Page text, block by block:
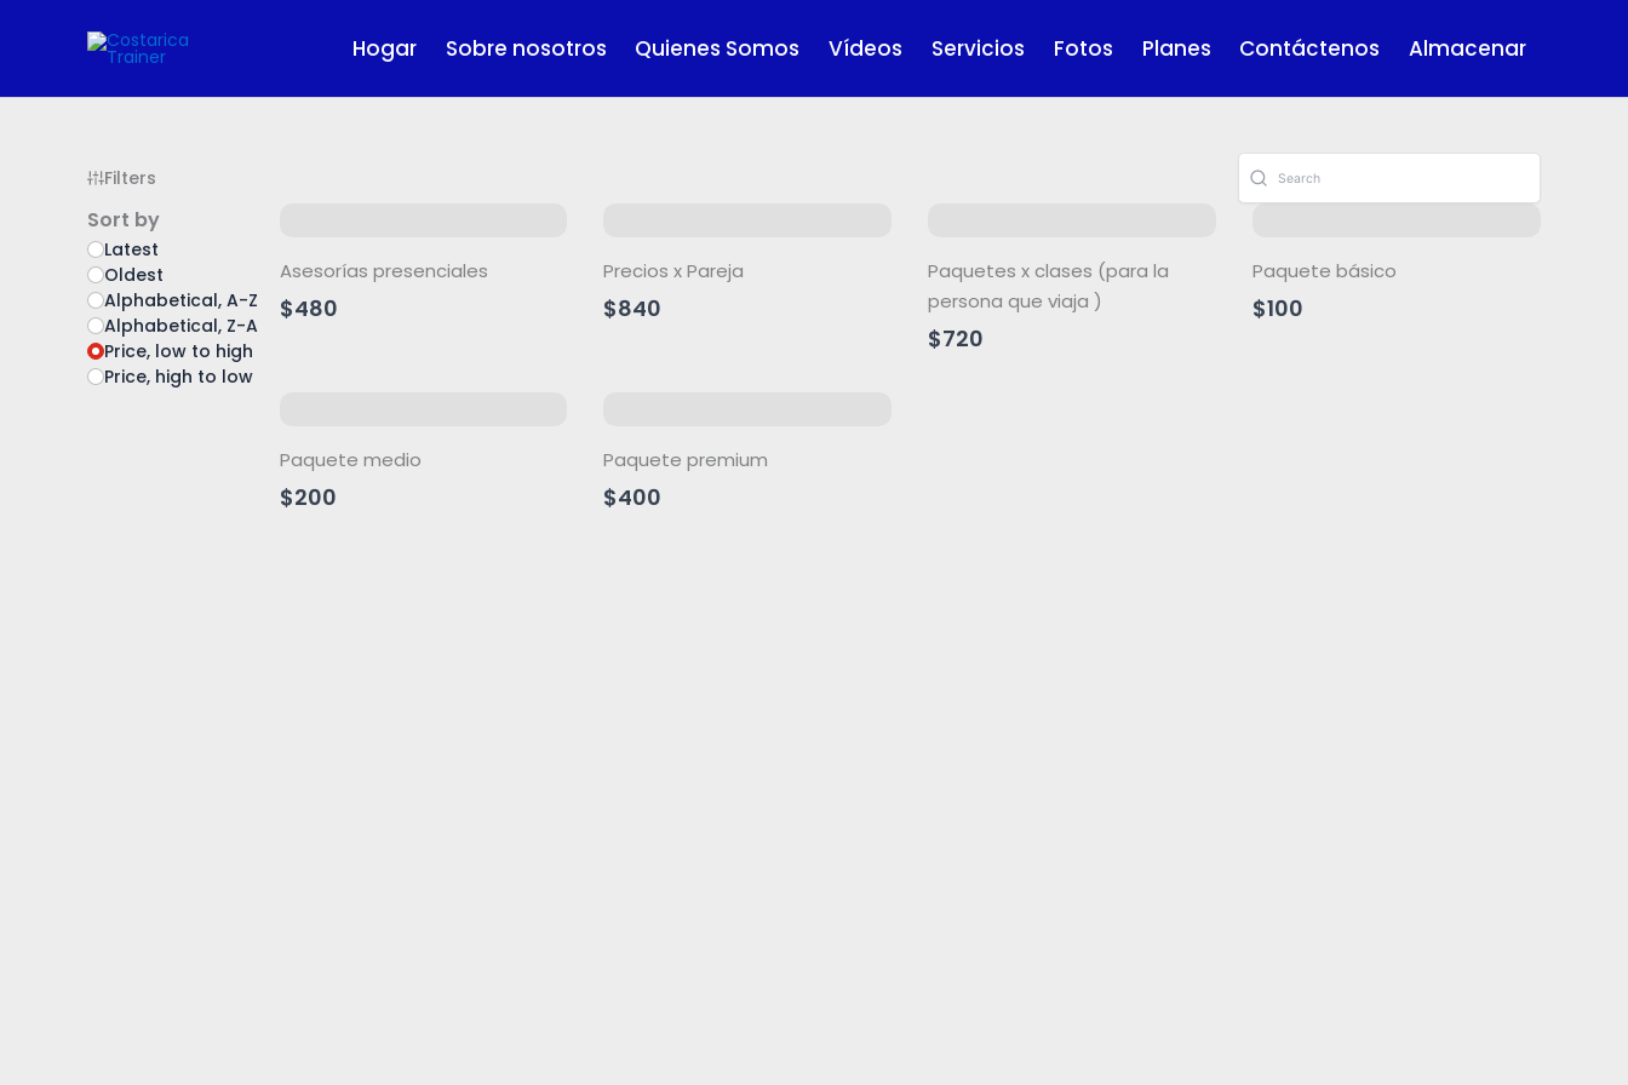
Hogar Sobre nosotros Quienes Somos Vídeos Servicios Fotos Planes Contáctenos Almacenar
Filters
Sort by
Latest
Oldest
Alphabetical, A-Z
Alphabetical, Z-A
Price, low to high
Price, high to low
Asesorías presenciales
$480
Precios x Pareja
$840
Paquetes x clases (para la
persona que viaja )
$720
Paquete básico
$100
Paquete medio
$200
Paquete premium
$400